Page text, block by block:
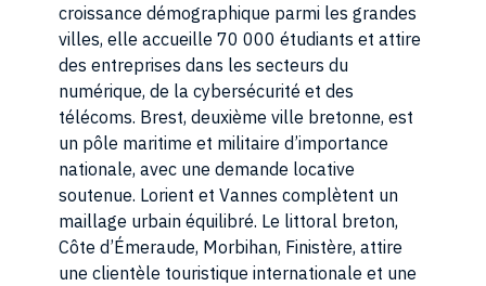
croissance démographique parmi les grandes
villes, elle accueille 70 000 étudiants et attire
des entreprises dans les secteurs du
numérique, de la cybersécurité et des
télécoms. Brest, deuxième ville bretonne, est
un pôle maritime et militaire d’importance
nationale, avec une demande locative
soutenue. Lorient et Vannes complètent un
maillage urbain équilibré. Le littoral breton,
Côte d’Émeraude, Morbihan, Finistère, attire
une clientèle touristique internationale et une